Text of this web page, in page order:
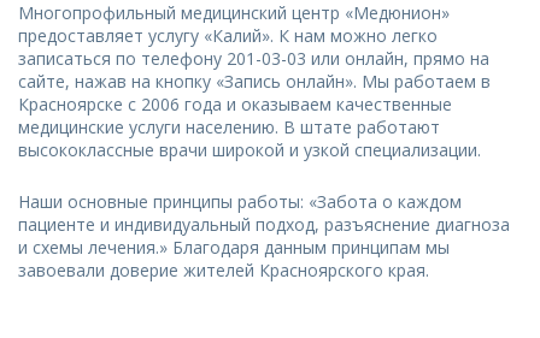
Многопрофильный медицинский центр «Медюнион»
предоставляет услугу «Калий». К нам можно легко
записаться по телефону 201-03-03 или онлайн, прямо на
сайте, нажав на кнопку «Запись онлайн». Мы работаем в
Красноярске с 2006 года и оказываем качественные
медицинские услуги населению. В штате работают
высококлассные врачи широкой и узкой специализации.
Наши основные принципы работы: «Забота о каждом
пациенте и индивидуальный подход, разъяснение диагноза
и схемы лечения.» Благодаря данным принципам мы
завоевали доверие жителей Красноярского края.